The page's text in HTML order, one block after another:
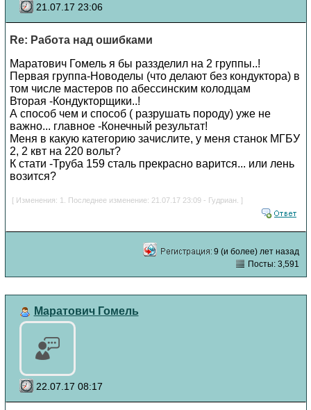
21.07.17 23:06
Re: Работа над ошибками
Маратович Гомель я бы раззделил на 2 группы..!
Первая группа-Новоделы (что делают без кондуктора) в
том числе мастеров по абессинским колодцам
Вторая -Кондукторщики..!
А способ чем и способ ( разрушать породу) уже не
важно... главное -Конечный результат!
Меня в какую категорию зачислите, у меня станок МГБУ
2, 2 квт на 220 вольт?
К стати -Труба 159 сталь прекрасно варится... или лень
возится?
[ Изменения: 1. Последнее изменение: 21.07.17 23:09 - Гудриан. ]
9 (и более) лет назад
Посты: 3,591
Маратович Гомель
22.07.17 08:17